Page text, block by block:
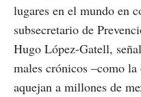
lugares en el mundo en
subsecretario de
Hugo López-Gatell,
males crónicos –como
aquejan a millones de